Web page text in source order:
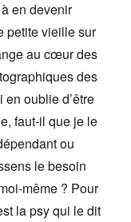
en devenir
petite vieille sur
au cœur des
des
oublie d’être
faut-il que je le
ou
le besoin
même ? Pour
la psy qui le dit